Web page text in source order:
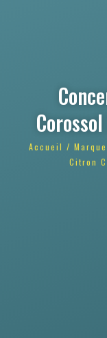
Accueil / Marque
Citron